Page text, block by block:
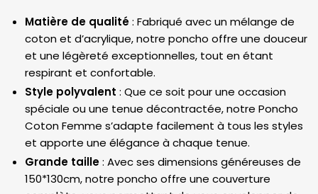
Matière de qualité: Fabriqué avec un mélange de
coton et d’acrylique, notre poncho offre une douceur
et une légèreté exceptionnelles, tout en étant
respirant et confortable.
Style polyvalent : Que ce soit pour une occasion
spéciale ou une tenue décontractée, notre Poncho
Coton Femme s’adapte facilement à tous les styles
et apporte une élégance à chaque tenue.
Grande taille: Avec ses dimensions généreuses de
150*130cm, notre poncho offre une couverture